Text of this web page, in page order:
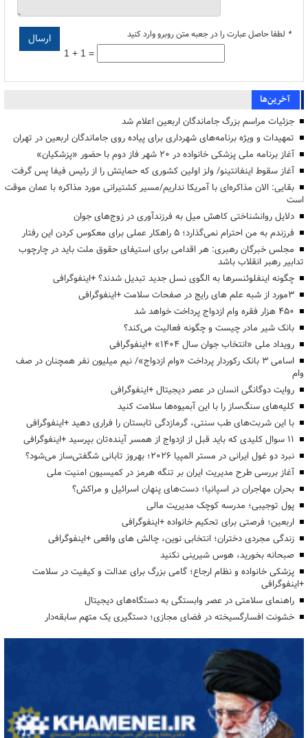
* لطفا حاصل عبارت را در جعبه متن روبرو وارد کنید
1 + 1 =
آخرین‌ها
جزئیات مراسم بزرگ جاماندگان اربعین اعلام شد
تمهیدات و ویژه برنامه‌های شهرداری برای پیاده روی جاماندگان اربعین در تهران
آغاز برنامه ملی پزشکی خانواده در ۲۰ شهر فاز دوم با حضور «پزشکیان»
آغاز سقوط اینفانتینو/ ولز اولین کشوری که حمایتش را از رئیس فیفا پس گرفت
بقایی: الان مذاکره‌ای با آمریکا نداریم/مسیر کشتیرانی مورد مذاکره با عمان موقت
است
دلایل روانشناختی کاهش میل به فرزندآوری در زوج‌های جوان
فرزندم به من احترام نمی‌گذارد؛ ۵ راهکار عملی برای معکوس کردن این رفتار
مجلس خبرگان رهبری: هر اقدامی برای استیفای حقوق ملت باید در چارچوب
تدابیر رهبر انقلاب باشد
چگونه اینفلوئنسرها به الگوی نسل جدید تبدیل شدند؟ +اینفوگرافی
3مورد از شبه علم های رایج در صفحات سلامت +اینفوگرافی
۴۵۰ هزار فقره وام ازدواج پرداخت خواهد شد
بانک شیر مادر چیست و چگونه فعالیت می‌کند؟
رویداد ملی «انتخاب جوان سال ۱۴۰۴» +اینفوگرافی
اسامی ۳ بانک رکوردار پرداخت «وام ازدواج»/ نیم میلیون نفر همچنان در صف
وام
روایت دوگانگی انسان در عصر دیجیتال +اینفوگرافی
کلیه‌های سنگ‌ساز را با این آبمیوه‌ها سلامت کنید
با این شربت‌های طب سنتی، گرمازدگی تابستان را فراری دهید +اینفوگرافی
۱۱ سوال کلیدی که باید قبل از ازدواج از همسر آینده‌تان بپرسید +اینفوگرافی
نبرد دو غول ایرانی در مستر المپیا ۲۰۲۶؛ بهروز تابانی شگفتی‌ساز می‌شود؟
آغاز بررسی طرح مدیریت ایران بر تنگه هرمز در کمیسیون امنیت ملی
بحران مهاجران در اسپانیا؛ دست‌های پنهان اسرائیل و مراکش؟
پول توجیبی؛ مدرسه کوچک مدیریت مالی
اربعین؛ فرصتی برای تحکیم خانواده +اینفوگرافی
زندگی مجردی دختران؛ انتخابی نوین، چالش های واقعی +اینفوگرافی
صبحانه بخورید، هوس شیرینی نکنید
پزشکی خانواده و نظام ارجاع؛ گامی بزرگ برای عدالت و کیفیت در سلامت
+اینفوگرافی
راهنمای سلامتی در عصر وابستگی به دستگاه‌های دیجیتال
خشونت افسارگسیخته در فضای مجازی؛ دستگیری یک متهم سابقه‌دار